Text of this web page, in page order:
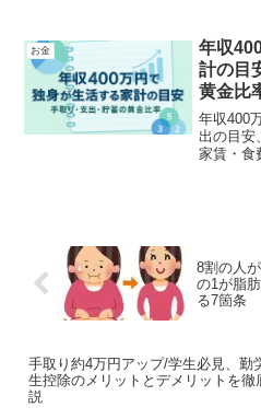
お金
年収
計の目
黄金比
年収400
出の目安
家賃・食
8割の人
の1が脂
る7箇条
手取り約4万円アップ/学生必見、勤
生控除のメリットとデメリットを徹
説